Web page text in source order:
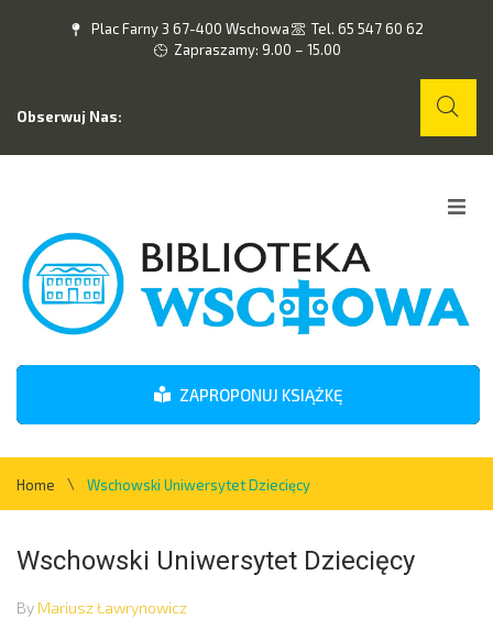
Plac Farny 3 67-400 Wschowa
Tel. 65 547 60 62
Zapraszamy: 9.00 – 15.00
Obserwuj Nas:
O nas
Wydarzenia
Kontakt
ZAPROPONUJ KSIĄŻKĘ
Home \ Wschowski Uniwersytet Dziecięcy
Wschowski Uniwersytet Dziecięcy
By Mariusz Ławrynowicz